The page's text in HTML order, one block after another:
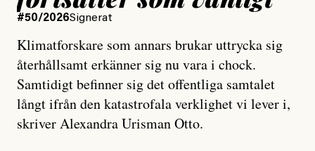
#50/2026Signerat
Klimatforskare som annars brukar uttrycka sig
återhållsamt erkänner sig nu vara i chock.
Samtidigt befinner sig det offentliga samtalet
långt ifrån den katastrofala verklighet vi lever i,
skriver Alexandra Urisman Otto.